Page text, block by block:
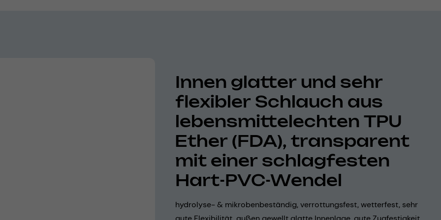
Innen glatter und sehr
flexibler Schlauch aus
lebensmittelechten TPU
Ether (FDA), transparent
mit einer schlagfesten
Hart-PVC-Wendel
hydrolyse- & mikrobenbeständig, verrottungsfest, wetterfest, sehr